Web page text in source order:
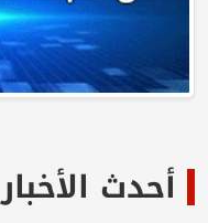
أحدث الأخبار